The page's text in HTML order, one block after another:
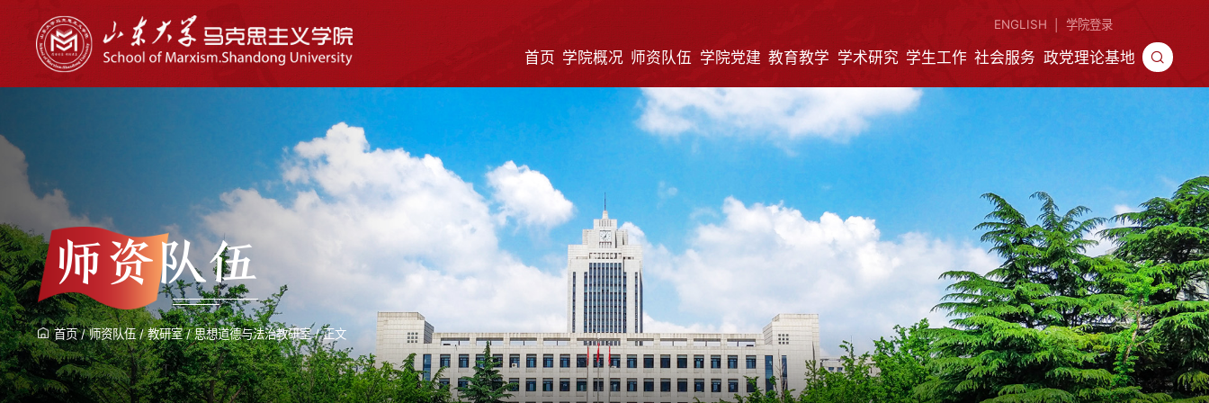
ENGLISH 学院登录
首页 学院概况 师资队伍 学院党建 教育教学 学术研究 学生工作 社会服务 政党理论基地
师资队伍
首页/师资队伍/教研室/思想道德与法治教研室/正文